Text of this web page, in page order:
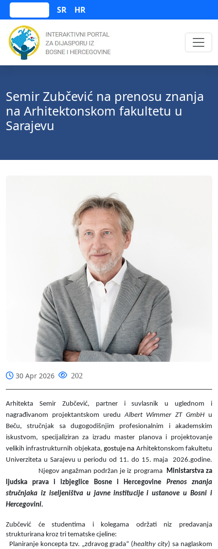
SR HR
Semir Zubčević na prenosu znanja
na Arhitektonskom fakultetu u
Sarajevu
30 Apr 2026 202
Arhitekta Semir Zubčević, partner i suvlasnik u uglednom i
nagrađivanom projektantskom ureduAlbert Wimmer ZT GmbH u
Beču,stručnjak sa dugogodišnjim profesionalnim i akademskim
iskustvom, specijaliziran za izradu master planova i projektovanje
velikih infrastrukturnih objekata, gostuje na Arhitektonskom fakultetu
Univerziteta u Sarajevu u periodu od 11. do 15. maja
2026.godine.
Njegov angažman podržan je iz programa Ministarstva za
ljudska prava i izbjeglice Bosne i HercegovinePrenos znanja
stručnjaka iz iseljeništva u javne institucije i ustanove u Bosni i
Hercegovini.
Zubčević će studentima i kolegama održati niz predavanja
strukturirana kroz tri tematske cjeline:
Planiranje koncepta tzv. „zdravog grada“ (healthy city) sa naglaskom